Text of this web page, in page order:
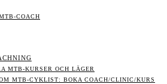
COACH
MTB-KURSER OCH LÄGER
MTB-CYKLIST: BOKA COACH/CLINIC/KURS